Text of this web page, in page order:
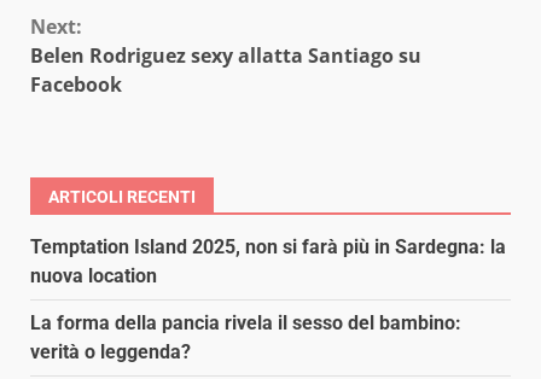
Next:
Belen Rodriguez sexy allatta Santiago su
Facebook
ARTICOLI RECENTI
Temptation Island 2025, non si farà più in Sardegna: la
nuova location
La forma della pancia rivela il sesso del bambino:
verità o leggenda?